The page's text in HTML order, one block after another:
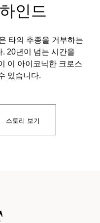
인드
타의 추종을 거부하는
20년이 넘는 시간을
이 아이코닉한 크로스
있습니다.
스토리 보기